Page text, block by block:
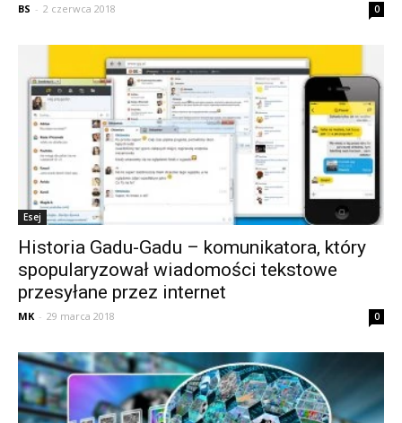
BS - 2 czerwca 2018 0
Esej
Historia Gadu-Gadu – komunikatora, który
spopularyzował wiadomości tekstowe
przesyłane przez internet
MK - 29 marca 2018 0